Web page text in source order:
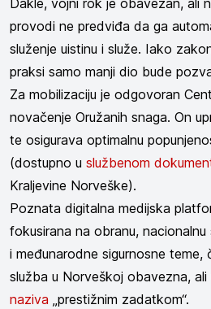
provodi ne predviđa da ga
služenje uistinu i služe. Iako
praksi samo manji dio bude
Za mobilizaciju je odgovoran
novačenje Oružanih snaga. On
te osigurava optimalnu
(dostupno u službenom
Kraljevine Norveške).
Poznata digitalna medijska
fokusirana na obranu,
i međunarodne sigurnosne teme,
služba u Norveškoj obavezna,
naziva „prestižnim zadatkom“.